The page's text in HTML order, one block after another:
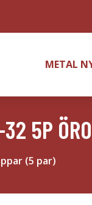
METAL
5P
(5 par)